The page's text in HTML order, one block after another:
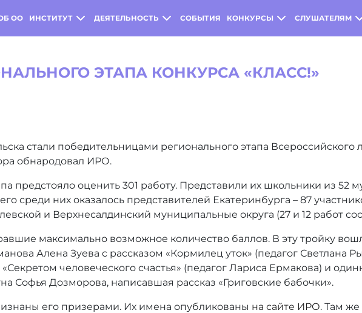
ОО ИНСТИТУТ ДЕЯТЕЛЬНОСТЬ СОБЫТИЯ КОНКУРСЫ СЛУШАТЕЛЯМ
ЭТАПА КОНКУРСА «КЛАСС!»
стали победительницами регионального этапа Всероссийского
обнародовал ИРО.
предстояло оценить 301 работу. Представили их школьники из 52
среди них оказалось представителей Екатеринбурга – 87
и Верхнесалдинский муниципальные округа (27 и 12 работ
максимально возможное количество баллов. В эту тройку
Алена Зуева с рассказом «Кормилец уток» (педагог Светлана
человеческого счастья» (педагог Лариса Ермакова) и
Дозморова, написавшая рассказ «Григовские бабочки».
его призерами. Их имена опубликованы на сайте ИРО. Там